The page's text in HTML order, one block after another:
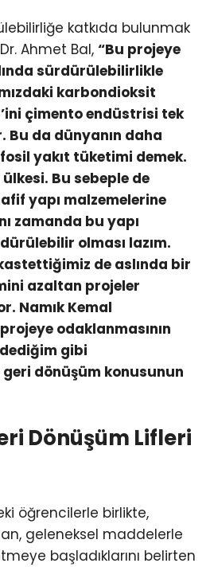
katkıda bulunmak
Ahmet Bal, “Bu projeye
sürdürülebilirlikle
karbondioksit
çimento endüstrisi tek
Bu da dünyanın daha
yakıt tüketimi demek.
Bu sebeple de
yapı malzemelerine
zamanda bu yapı
olması lazım.
de aslında bir
azaltan projeler
Namık Kemal
odaklanmasının
gibi
dönüşüm konusunun
Dönüşüm Lifleri
öğrencilerle birlikte,
geleneksel maddelerle
başladıklarını belirten